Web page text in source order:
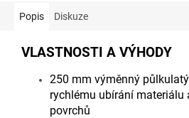
Popis Diskuze
VLASTNOSTI A VÝHODY
250 mm výměnný
rychlému ubírání materiálu
povrchů